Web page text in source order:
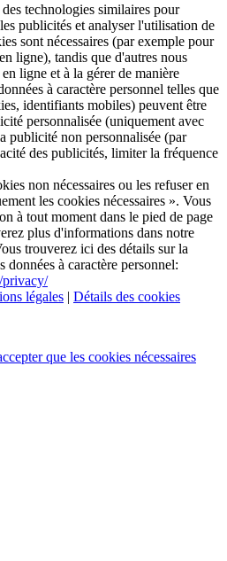
technologies similaires pour
publicités et analyser l'utilisation de
sont nécessaires (par exemple pour
ligne), tandis que d'autres nous
ligne et à la gérer de manière
à caractère personnel telles que
identifiants mobiles) peuvent être
personnalisée (uniquement avec
publicité non personnalisée (par
des publicités, limiter la fréquence
non nécessaires ou les refuser en
les cookies nécessaires ». Vous
à tout moment dans le pied de page
plus d'informations dans notre
trouverez ici des détails sur la
à caractère personnel:
privacy/
légales | Détails des cookies
que les cookies nécessaires